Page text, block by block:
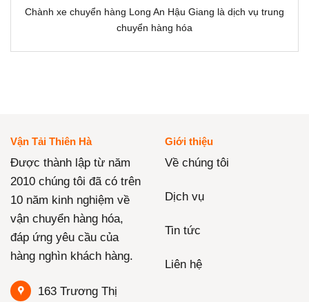
Chành xe chuyển hàng Long An Hậu Giang là dịch vụ trung
chuyển hàng hóa
Vận Tải Thiên Hà
Được thành lập từ năm
2010 chúng tôi đã có trên
10 năm kinh nghiệm về
vận chuyển hàng hóa,
đáp ứng yêu cầu của
hàng nghìn khách hàng.
163 Trương Thị
Giới thiệu
Về chúng tôi
Dịch vụ
Tin tức
Liên hệ